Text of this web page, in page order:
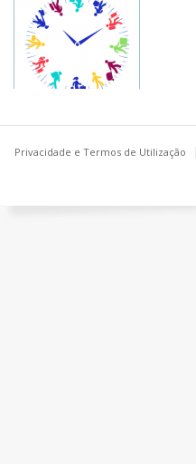
Privacidade e Termos de Utilização